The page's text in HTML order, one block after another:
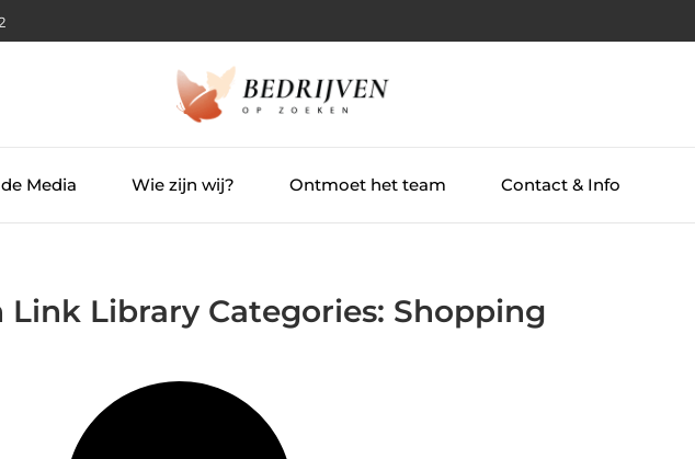
Media Wie zijn wij? Ontmoet het team Contact & Info
Library Categories: Shopping